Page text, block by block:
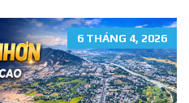
6 THÁNG 4, 2026